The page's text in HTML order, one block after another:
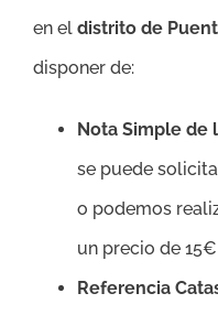
en el distrito de
disponer de:
Nota Simple de
se puede
o podemos
un precio de
Referencia